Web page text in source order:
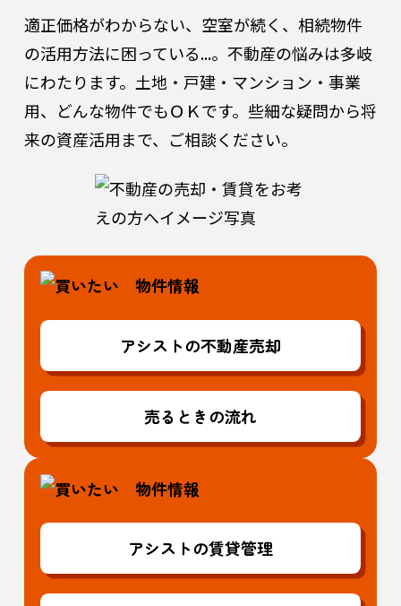
適正価格がわからない、空室が続く、相続物件
の活用方法に困っている...。 不動産の悩みは多岐
にわたります。土地・戸建・マンション・事業
用、どんな物件でもＯＫです。些細な疑問から将
来の資産活用まで、ご相談ください。
アシストの不動産売却
売るときの流れ
アシストの賃貸管理